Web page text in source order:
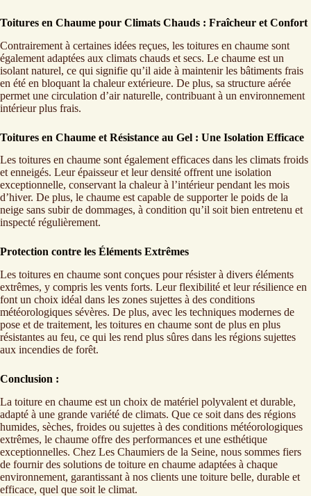
Toitures en Chaume pour Climats Chauds : Fraîcheur et Confort
Contrairement à certaines idées reçues, les toitures en chaume sont
également adaptées aux climats chauds et secs. Le chaume est un
isolant naturel, ce qui signifie qu’il aide à maintenir les bâtiments frais
en été en bloquant la chaleur extérieure. De plus, sa structure aérée
permet une circulation d’air naturelle, contribuant à un environnement
intérieur plus frais.
Toitures en Chaume et Résistance au Gel : Une Isolation Efficace
Les toitures en chaume sont également efficaces dans les climats froids
et enneigés. Leur épaisseur et leur densité offrent une isolation
exceptionnelle, conservant la chaleur à l’intérieur pendant les mois
d’hiver. De plus, le chaume est capable de supporter le poids de la
neige sans subir de dommages, à condition qu’il soit bien entretenu et
inspecté régulièrement.
Protection contre les Éléments Extrêmes
Les toitures en chaume sont conçues pour résister à divers éléments
extrêmes, y compris les vents forts. Leur flexibilité et leur résilience en
font un choix idéal dans les zones sujettes à des conditions
météorologiques sévères. De plus, avec les techniques modernes de
pose et de traitement, les toitures en chaume sont de plus en plus
résistantes au feu, ce qui les rend plus sûres dans les régions sujettes
aux incendies de forêt.
Conclusion :
La toiture en chaume est un choix de matériel polyvalent et durable,
adapté à une grande variété de climats. Que ce soit dans des régions
humides, sèches, froides ou sujettes à des conditions météorologiques
extrêmes, le chaume offre des performances et une esthétique
exceptionnelles. Chez Les Chaumiers de la Seine, nous sommes fiers
de fournir des solutions de toiture en chaume adaptées à chaque
environnement, garantissant à nos clients une toiture belle, durable et
efficace, quel que soit le climat.